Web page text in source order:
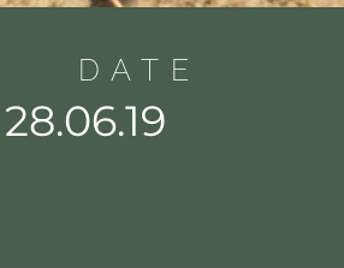
DATE
28.06.19